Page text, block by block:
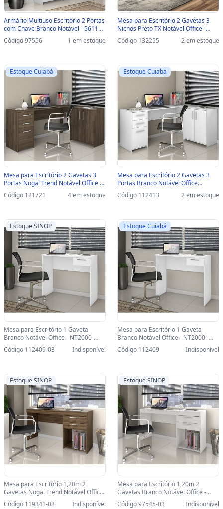
Armário Multiuso Escritório 2 Portas
com Chave Branco Notável - 56118 -
56118/123776
Código 97556 1 em estoque
Mesa para Escritório 2 Gavetas 3
Nichos Preto TX Notável Office -
NT2060 - NT2060/492587
Código 132255 2 em estoque
Estoque Cuiabá
Mesa para Escritório 2 Gavetas 3
Portas Nogal Trend Notável Office -
NT2005/313960 - NT2005/313960
Código 121721 4 em estoque
Estoque Cuiabá
Mesa para Escritório 2 Gavetas 3
Portas Branco Notável Office
NT2005/258611 - NT2005/258611
Código 112413 2 em estoque
Estoque SINOP
Mesa para Escritório 1 Gaveta
Branco Notável Office - NT2000-
SINOP-03 - NT2000
Código 112409-03 Indisponível
Estoque Cuiabá
Mesa para Escritório 1 Gaveta
Branco Notável Office - NT2000 -
NT2000
Código 112409 Indisponível
Estoque SINOP
Mesa para Escritório 1,20m 2
Gavetas Nogal Trend Notável Office
- 51015-SINOP-03 - 51015/313948
Código 119341-03 Indisponível
Estoque SINOP
Mesa para Escritório 1,20m 2
Gavetas Branco Notável Office -
51015-SINOP-03 - 51015/123671
Código 97545-03 Indisponível